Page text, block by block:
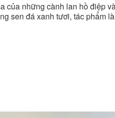
của những cành lan hồ điệp
sen đá xanh tươi, tác phẩm